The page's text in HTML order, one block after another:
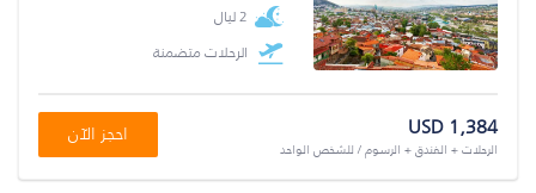
2 ليال
الرحلات متضمنة
USD 1,384
الرحلات + الفندق + الرسوم / للشخص الواحد
احجز الآن